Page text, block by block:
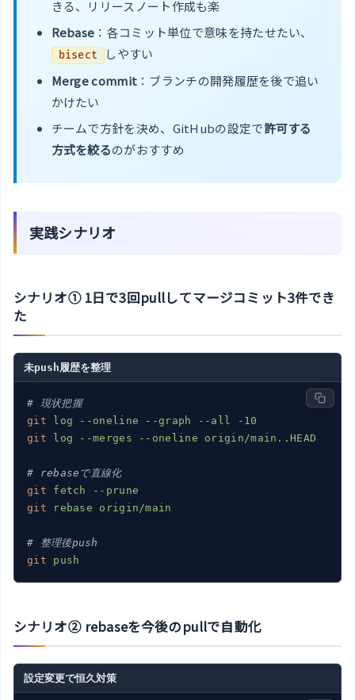
きる、リリースノート作成も楽
Rebase ：各コミット単位で意味を持たせたい、
bisect
しやすい
Merge commit ：ブランチの開発履歴を後で追い
かけたい
チームで方針を決め、GitHubの設定で許可する
方式を絞るのがおすすめ
実践シナリオ
シナリオ① 1日で3回pullしてマージコミット3件でき
た
未push履歴を整理
# 現状把握
git
log --oneline --graph --all -10
git
log --merges --oneline origin/main..HEAD
# rebaseで直線化
git
fetch --prune
git
rebase origin/main
# 整理後push
git
push
シナリオ② rebaseを今後のpullで自動化
設定変更で恒久対策